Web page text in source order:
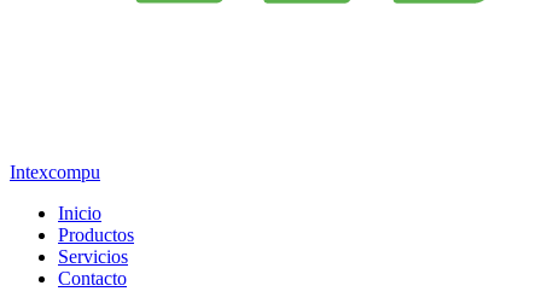
Intexcompu
Inicio
Productos
Servicios
Contacto